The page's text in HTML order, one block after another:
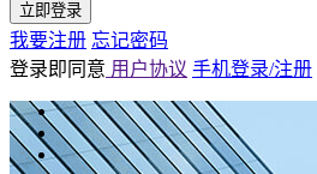
立即登录
我要注册 忘记密码
登录即同意 用户协议 手机登录/注册